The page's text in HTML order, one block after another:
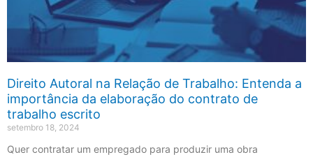
Direito Autoral na Relação de Trabalho: Entenda a
importância da elaboração do contrato de
trabalho escrito
setembro 18, 2024
Quer contratar um empregado para produzir uma obra